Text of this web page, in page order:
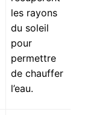
les rayons
du soleil
pour
permettre
de chauffer
l’eau.